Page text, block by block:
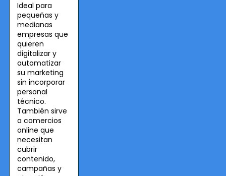
Ideal para
pequeñas y
medianas
empresas que
quieren
digitalizar y
automatizar
su marketing
sin incorporar
personal
técnico.
También sirve
a comercios
online que
necesitan
cubrir
contenido,
campañas y